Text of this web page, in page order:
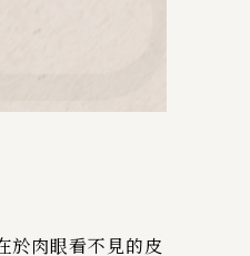
於肉眼看不見的皮